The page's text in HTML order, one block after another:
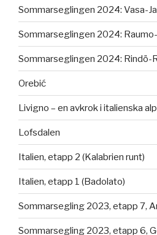
Sommarseglingen 2024: Vasa-
Sommarseglingen 2024:
Sommarseglingen 2024: Rindö-
Orebić
Livigno – en avkrok i italienska
Lofsdalen
Italien, etapp 2 (Kalabrien runt)
Italien, etapp 1 (Badolato)
Sommarsegling 2023, etapp 7,
Sommarsegling 2023, etapp 6,